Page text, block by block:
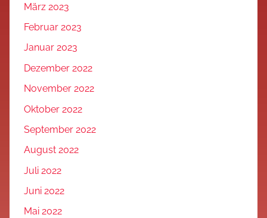
März 2023
Februar 2023
Januar 2023
Dezember 2022
November 2022
Oktober 2022
September 2022
August 2022
Juli 2022
Juni 2022
Mai 2022